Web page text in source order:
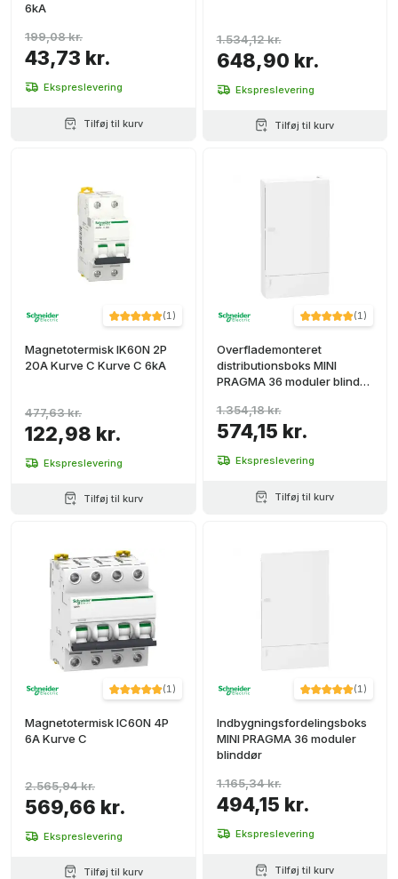
6kA
43,73 kr.
199,08 kr.
Ekspreslevering
Tilføj til kurv
648,90 kr.
1.534,12 kr.
Ekspreslevering
Tilføj til kurv
(1)
Magnetotermisk IK60N 2P
20A Kurve C Kurve C 6kA
122,98 kr.
477,63 kr.
Ekspreslevering
Tilføj til kurv
(1)
Overflademonteret
distributionsboks MINI
PRAGMA 36 moduler blind
574,15 kr.
1.354,18 kr.
Ekspreslevering
Tilføj til kurv
(1)
Magnetotermisk IC60N 4P
6A Kurve C
569,66 kr.
2.565,94 kr.
Ekspreslevering
Tilføj til kurv
(1)
Indbygningsfordelingsboks
MINI PRAGMA 36 moduler
blinddør
494,15 kr.
1.165,34 kr.
Ekspreslevering
Tilføj til kurv